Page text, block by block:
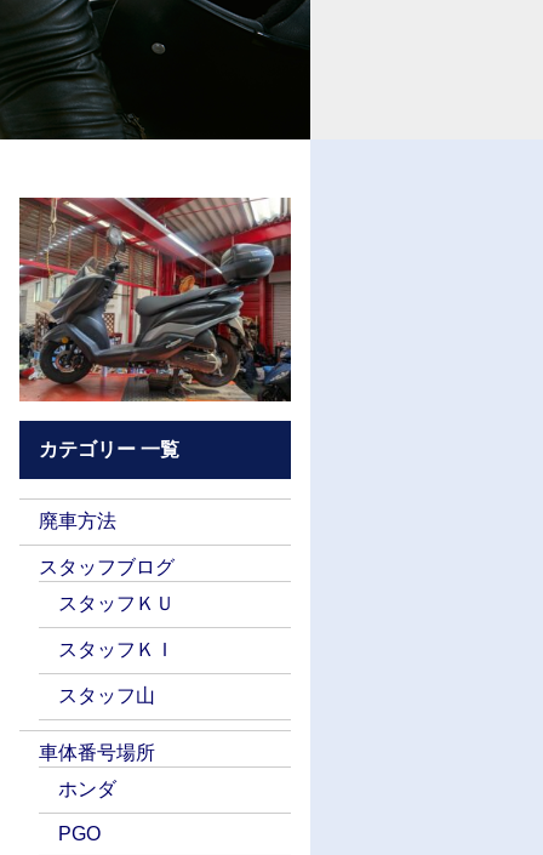
カテゴリー 一覧
廃車方法
スタッフブログ
スタッフＫＵ
スタッフＫＩ
スタッフ山
車体番号場所
ホンダ
PGO